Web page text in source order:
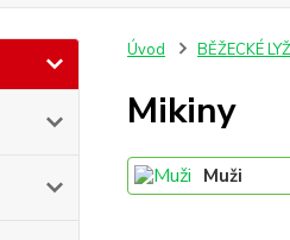
Úvod BĚŽECKÉ
Mikiny
Muži